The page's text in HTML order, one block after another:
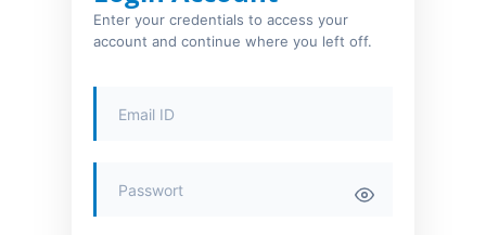
Enter your credentials to access your
account and continue where you left off.